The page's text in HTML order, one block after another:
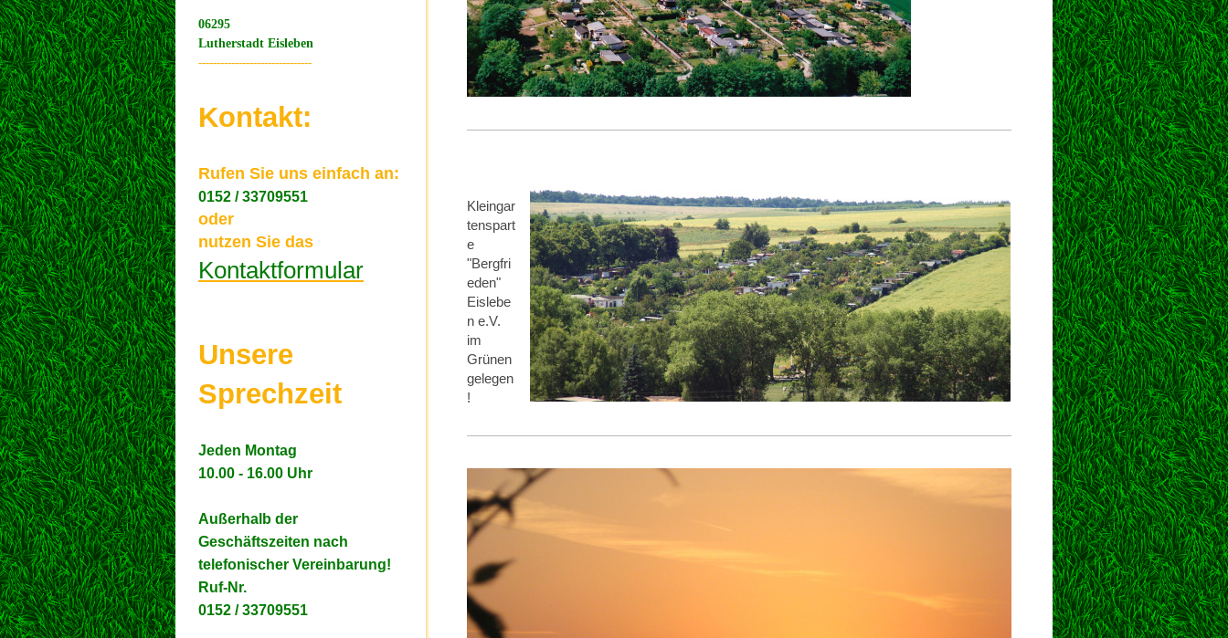
Kleingar
tenspart
e
"Bergfri
eden"
Eislebe
n e.V.
im
Grünen
gelegen
!
06295
Lutherstadt Eisleben
-------------------------------
Kontakt:
Rufen Sie uns einfach an:
0152 / 33709551
oder
nutzen Sie das
Kontaktformular
Unsere
Sprechzeit
Jeden Montag
10.00 - 16.00 Uhr
Außerhalb der
Geschäftszeiten nach
telefonischer Vereinbarung!
Ruf-Nr.
0152 / 33709551